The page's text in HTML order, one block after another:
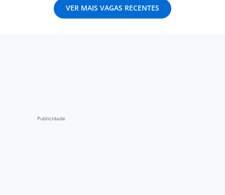
VER MAIS VAGAS RECENTES